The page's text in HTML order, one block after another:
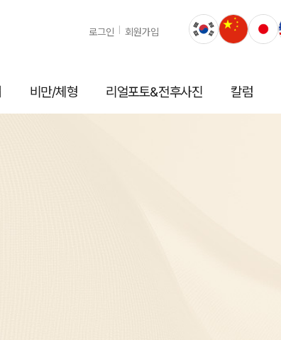
로그인 회원가입
비만/체형 리얼포토&전후사진 칼럼